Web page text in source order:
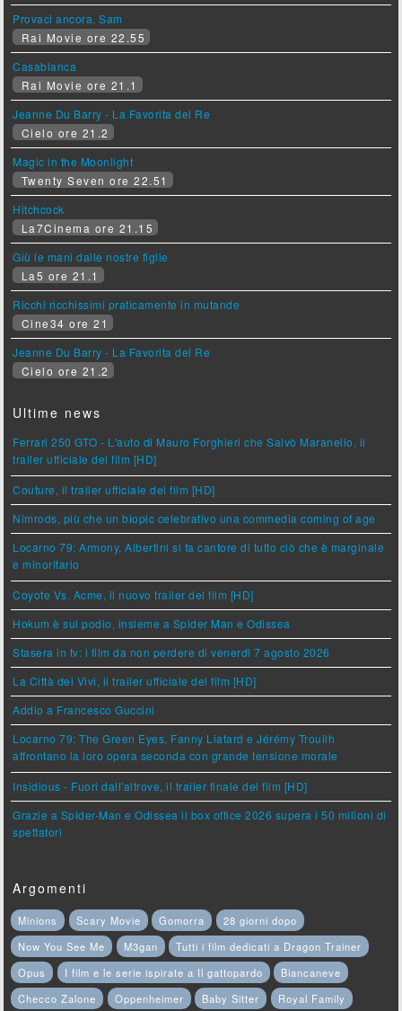
Provaci ancora, Sam
Rai Movie ore 22.55
Casablanca
Rai Movie ore 21.1
Jeanne Du Barry - La Favorita del Re
Cielo ore 21.2
Magic in the Moonlight
Twenty Seven ore 22.51
Hitchcock
La7Cinema ore 21.15
Giù le mani dalle nostre figlie
La5 ore 21.1
Ricchi ricchissimi praticamente in mutande
Cine34 ore 21
Jeanne Du Barry - La Favorita del Re
Cielo ore 21.2
Ultime news
Ferrari 250 GTO - L'auto di Mauro Forghieri che Salvò Maranello, il
trailer ufficiale del film [HD]
Couture, il trailer ufficiale del film [HD]
Nimrods, più che un biopic celebrativo una commedia coming of age
Locarno 79: Armony, Albertini si fa cantore di tutto ciò che è marginale
e minoritario
Coyote Vs. Acme, il nuovo trailer del film [HD]
Hokum è sul podio, insieme a Spider Man e Odissea
Stasera in tv: i film da non perdere di venerdì 7 agosto 2026
La Città dei Vivi, il trailer ufficiale del film [HD]
Addio a Francesco Guccini
Locarno 79: The Green Eyes, Fanny Liatard e Jérémy Trouilh
affrontano la loro opera seconda con grande tensione morale
Insidious - Fuori dall'altrove, il trailer finale del film [HD]
Grazie a Spider-Man e Odissea il box office 2026 supera i 50 milioni di
spettatori
Argomenti
Minions Scary Movie Gomorra
28 giorni dopo
Now You See Me
M3gan
Tutti i film dedicati a Dragon Trainer
Opus
I film e le serie ispirate a Il gattopardo
Biancaneve
Checco Zalone
Oppenheimer Baby Sitter
Royal Family